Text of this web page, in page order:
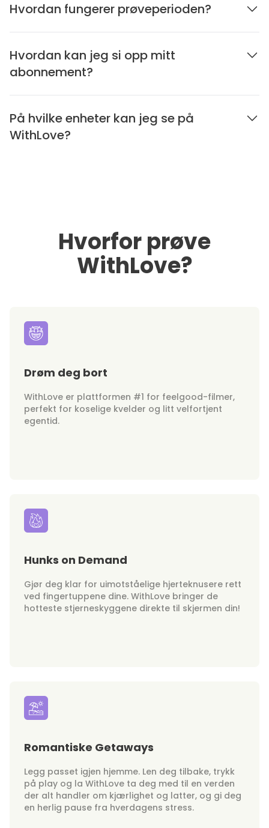
Hvordan fungerer prøveperioden?
Hvordan kan jeg si opp mitt
abonnement?
På hvilke enheter kan jeg se på
WithLove?
Hvorfor prøve
WithLove?
Drøm deg bort
WithLove er plattformen #1 for feelgood-filmer,
perfekt for koselige kvelder og litt velfortjent
egentid.
Hunks on Demand
Gjør deg klar for uimotståelige hjerteknusere rett
ved fingertuppene dine. WithLove bringer de
hotteste stjerneskyggene direkte til skjermen din!
Romantiske Getaways
Legg passet igjen hjemme. Len deg tilbake, trykk
på play og la WithLove ta deg med til en verden
der alt handler om kjærlighet og latter, og gi deg
en herlig pause fra hverdagens stress.